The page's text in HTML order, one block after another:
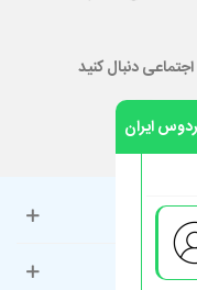
دنبال کنید
ایران